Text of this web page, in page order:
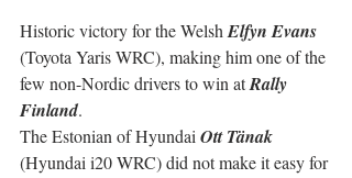
Historic victory for the Welsh Elfyn Evans
(Toyota Yaris WRC), making him one of the
few non-Nordic drivers to win at Rally
Finland.
The Estonian of Hyundai Ott Tänak
(Hyundai i20 WRC) did not make it easy for